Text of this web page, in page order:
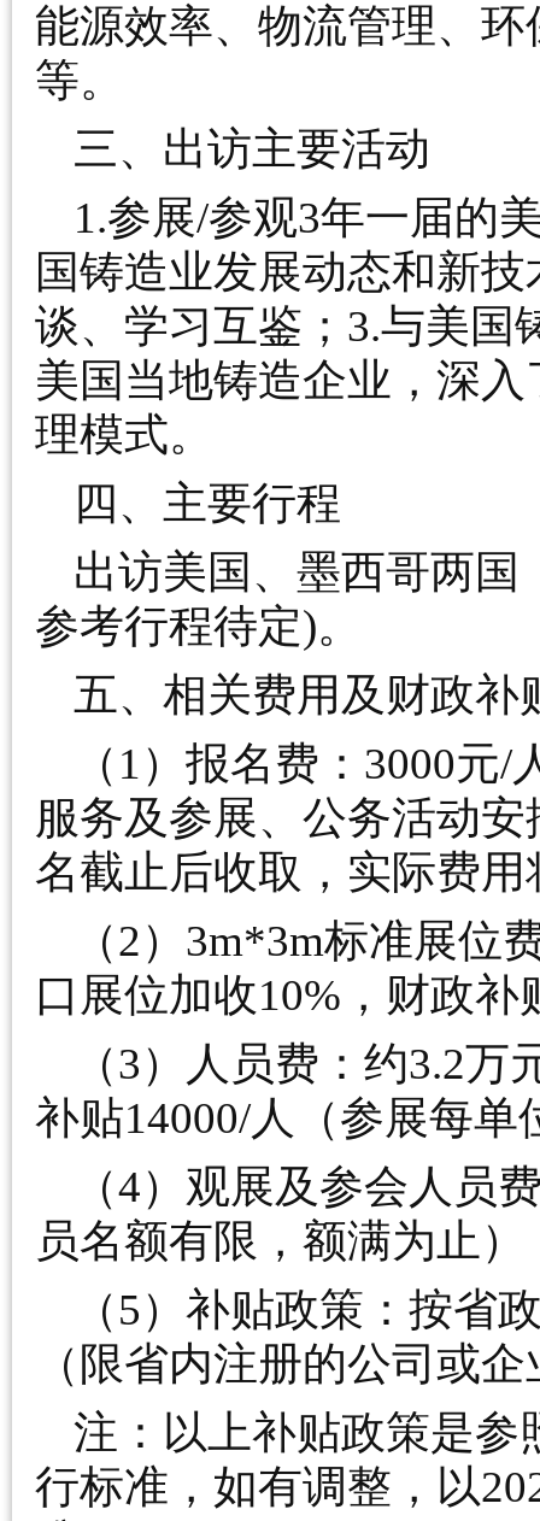
能源效率、物流管理、
等。
三、出访主要活动
1.参展/参观3年一届的
国铸造业发展动态和新
谈、学习互鉴；3.与美国
美国当地铸造企业，深
理模式。
四、主要行程
出访美国、墨西哥两国
参考行程待定)。
五、相关费用及财政
（1）报名费：3000元
服务及参展、公务活动
名截止后收取，实际费
（2）3m*3m标准展位
口展位加收10%，财政
（3）人员费：约3.2
补贴14000/人（参展每
（4）观展及参会人员
员名额有限，额满为止
（5）补贴政策：按省
（限省内注册的公司或
注：以上补贴政策是参
行标准，如有调整，以